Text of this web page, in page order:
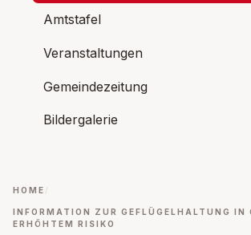
Amtstafel
Veranstaltungen
Gemeindezeitung
Bildergalerie
HOME
INFORMATION ZUR GEFLÜGELHALTUNG IN
ERHÖHTEM RISIKO